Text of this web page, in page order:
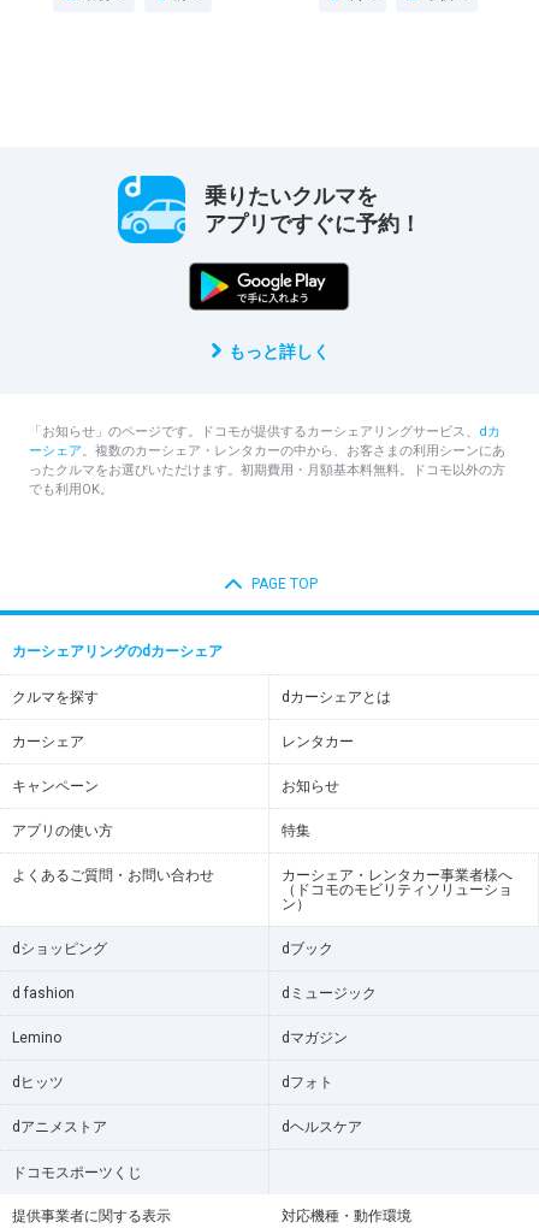
乗りたいクルマを
アプリですぐに予約！
もっと詳しく
「お知らせ」のページです。ドコモが提供するカーシェアリングサービス、 dカ
ーシェア。複数のカーシェア・レンタカーの中から、お客さまの利用シーンにあ
ったクルマをお選びいただけます。初期費用・月額基本料無料。ドコモ以外の方
でも利用OK。
PAGE TOP
カーシェアリングのdカーシェア
クルマを探す dカーシェアとは
カーシェア レンタカー
キャンペーン お知らせ
アプリの使い方 特集
よくあるご質問・お問い合わせ
カーシェア・レンタカー事業者様へ
（ドコモのモビリティソリューショ
ン）
dショッピング dブック
d fashion dミュージック
Lemino dマガジン
dヒッツ dフォト
dアニメストア dヘルスケア
ドコモスポーツくじ
提供事業者に関する表示 対応機種・動作環境